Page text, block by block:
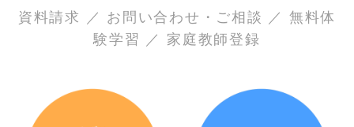
資料請求 ／ お問い合わせ・ご相談 ／ 無料体
験学習 ／ 家庭教師登録